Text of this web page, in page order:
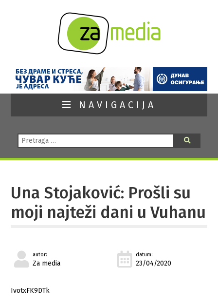
NAVIGACIJA
Pretraga:
Una Stojaković: Prošli su
moji najteži dani u Vuhanu
autor:
Za media
datum:
23/04/2020
IvotxFK9DTk